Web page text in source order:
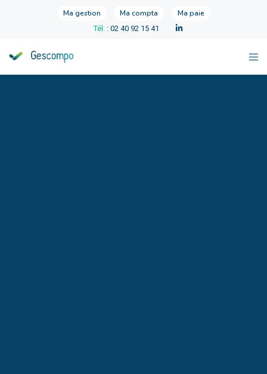
Ma gestion Ma compta Ma paie
Tél. : 02 40 92 15 41